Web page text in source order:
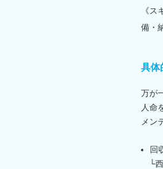
《
備・
具体
万が
人命
メン
回
└西